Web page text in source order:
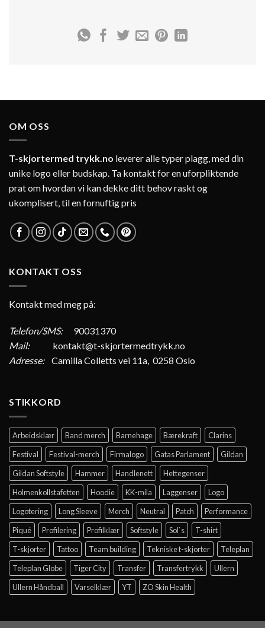
OM OSS
T-skjortermed trykk.no leverer alle typer plagg, med din
unike logo eller budskap. Ta kontakt for en uforpliktende
prat om hvordan vi kan dekke ditt behov raskt og
ukomplisert, til en fornuftig pris
KONTAKT OSS
Kontakt med meg på:
Telefon/SMS:
90031370
Mail:
kontakt@t-skjortermedtrykk.no
Adresse: Camilla Colletts vei 11a, 0258 Oslo
STIKKORD
Arbeidsklær Band merch Barnehage Bærekraft
Clarins
Festival
Festival-merch Firmalogo Gatas Parlament
Gildan
Gildan Softstyle
Hammer Handlenett
Hettegenser
Holmenkollstafetten
Hoodie KK-mila Laggenser
Logo
Logotering
Long Sleeve Merch Neutral Patch
Performance
Piqué
Profilering Profilklær Softstyle Sol`s
T-shirt
T-skjorter
Tattoo Team building Tekniske t-skjorter
Teleplan
Teleplan Globe
Tiger City Transfer Transfertrykk
Ullern
Ullern Håndball
Varselklær YT ZO Skin Health